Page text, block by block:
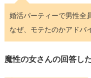
婚活パーティーで男性全
なぜ、モテたのかアドバ
魔性の女さんの回答し